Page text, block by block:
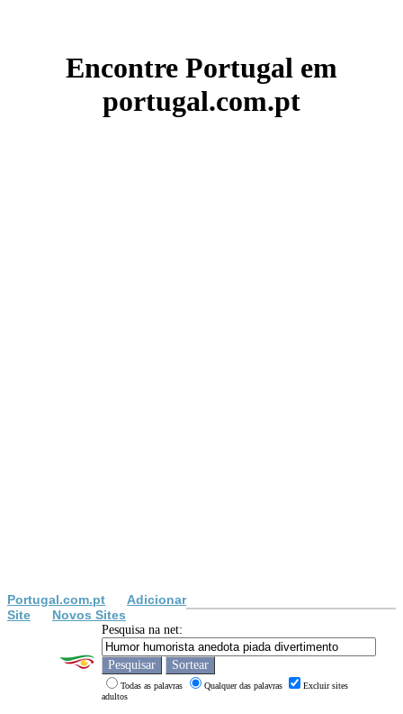
Encontre Portugal em
portugal.com.pt
Portugal.com.pt
Adicionar
Site
Novos Sites
Pesquisa na net:
Todas as palavras Qualquer das palavras
Excluir sites
adultos